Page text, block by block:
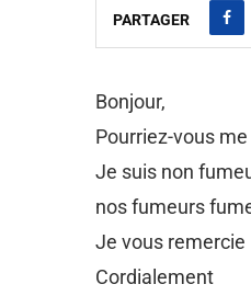
PARTAGER
Bonjour,
Pourriez-vous
Je suis non
nos fumeurs
Je vous remercie
Cordialement